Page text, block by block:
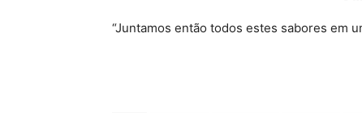
“Juntamos então todos estes sabores em